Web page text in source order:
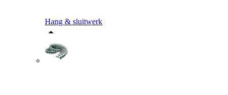
Hang & sluitwerk